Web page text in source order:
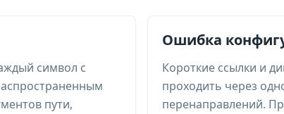
символ с
пути,
Ошибка
Короткие ссылки и
проходить через
перенаправлений.